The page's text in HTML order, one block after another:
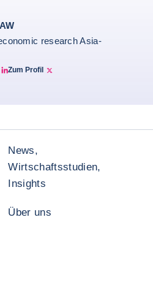
research Asia-
Linkedin
Zum Profil
Bernard Aw Twitter
News,
Wirtschaftsstudien,
Insights
Über uns